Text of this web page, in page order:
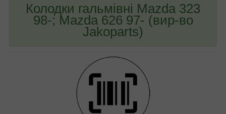
Колодки гальмівні Mazda 323
98-; Mazda 626 97- (вир-во
Jakoparts)